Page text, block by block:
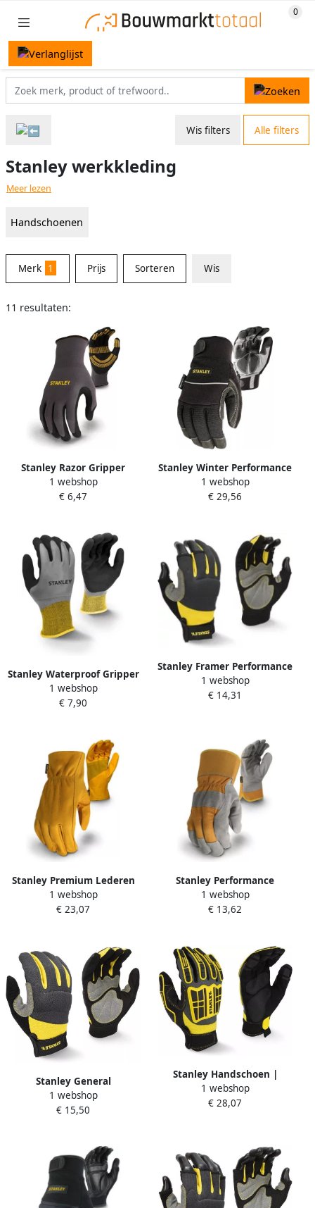
Wis filters Alle filters
Stanley werkkleding
Meer lezen
Handschoenen
Merk 1 Prijs Sorteren Wis
11 resultaten:
Stanley Razor Gripper
Veiligheids Handschoenen |
SY510L EU
1 webshop
€ 6,47
Stanley Winter Performance
Handschoen | SY840L EU
1 webshop
€ 29,56
Stanley Waterproof Gripper
Handschoen | SY18L EU
1 webshop
€ 7,90
Stanley Framer Performance
Handschoen | SY650L EU
1 webshop
€ 14,31
Stanley Premium Lederen
Handschoen | SY740L EU
1 webshop
€ 23,07
Stanley Performance
Lederen Handschoen |
SY780L EU
1 webshop
€ 13,62
Stanley General
Performance Veiligheids
Handschoen | SY660L EU
1 webshop
€ 15,50
Stanley Handschoen |
Extreem Gebruik | SY820L
EU
1 webshop
€ 28,07